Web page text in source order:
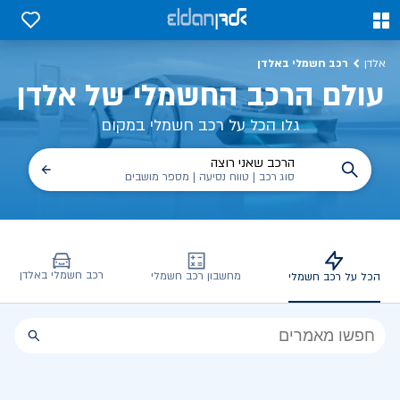
0
0
אלדן רכב חשמלי באלדן
עולם הרכב החשמלי של אלדן
גלו הכל על רכב חשמלי במקום
הרכב שאני רוצה
סוג רכב | טווח נסיעה | מספר מושבים
הכל על רכב חשמלי מחשבון רכב חשמלי רכב חשמלי באלדן
הכל
הכל על רכב חשמלי, שימושים, טכנולוגיה וכל מה שכדי לדעת | אלדן